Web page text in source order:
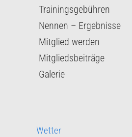
Trainingsgebühren
Nennen – Ergebnisse
Mitglied werden
Mitgliedsbeiträge
Galerie
Wetter